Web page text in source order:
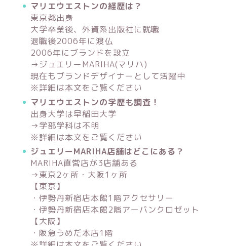
マリエウエストンの経歴は？
東京都出身
大学卒業後、外資系出版社に就職
退職後2006年に渡仏
2006年にブランドを設立
→ジュエリーMARIHA(マリハ)
現在もブランドデザイナーとして活躍中
※詳細は本文をご覧ください
マリエウエストンの学歴も調査！
出身大学は早稲田大学
→学部学科は不明
※詳細は本文をご覧ください
ジュエリーMARIHA店舗はどこにある？
MARIHA直営店が3店舗ある
→東京2ヶ所・大阪1ヶ所
【東京】
・伊勢丹新宿店本館1階アクセサリー
・伊勢丹新宿店本館2階アーバンクロゼット
【大阪】
・阪急うめだ本店1階